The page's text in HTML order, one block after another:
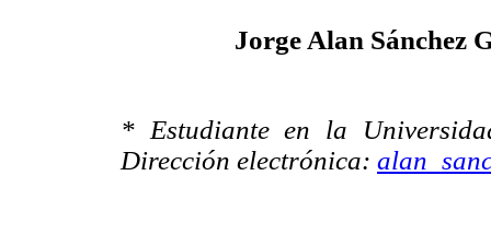
Jorge Alan Sánchez
* Estudiante en la
Dirección electrónica: